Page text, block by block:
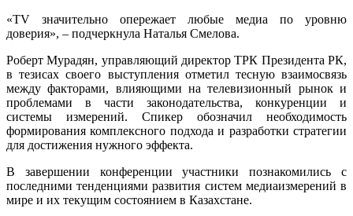
«TV значительно опережает любые медиа по уровню
доверия», – подчеркнула Наталья Смелова.
Роберт Мурадян, управляющий директор ТРК Президента РК,
в тезисах своего выступления отметил тесную взаимосвязь
между факторами, влияющими на телевизионный рынок и
проблемами в части законодательства, конкуренции и
системы измерений. Спикер обозначил необходимость
формирования комплексного подхода и разработки стратегии
для достижения нужного эффекта.
В завершении конференции участники познакомились с
последними тенденциями развития систем медиаизмерений в
мире и их текущим состоянием в Казахстане.